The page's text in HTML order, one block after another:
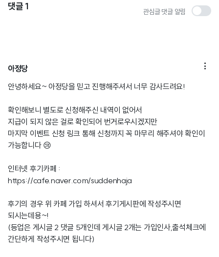
댓글 1 관심글 댓글 알림
아정당 
안녕하세요~ 아정당을 믿고 진행해주셔서 너무 감사드려요!
확인해보니 별도로 신청해주신 내역이 없어서
지급이 되지 않은 걸로 확인되어 번거로우시겠지만
마지막 이벤트 신청 링크 통해 신청까지 꼭 마무리 해주셔야 확인이
가능합니다 😢
인터넷 후기카페 :
https://cafe.naver.com/suddenhaja
후기의 경우 위 카페 가입 하셔서 후기게시판에 작성주시면
되시는데용~!
(등업은 게시글 2 댓글 5개인데 게시글 2개는 가입인사,출석체크에
간단하게 작성주시면 됩니다)